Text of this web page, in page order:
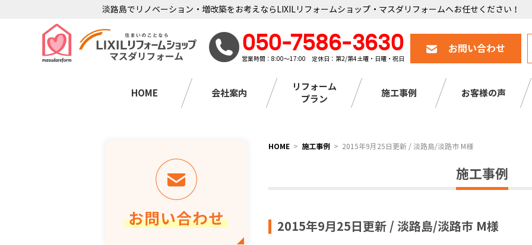
淡路島でリノベーション・増改築をお考えならLIXILリフォームショップ・マスダリフォームへお任せください！
050-7586-3630
営業時間：8:00～17:00 定休日：第2/第4土曜・日曜・祝日
お問い合わせ
HOME 会社案内
リフォーム
プラン
施工事例 お客様の声
HOME 施工事例 2015年9月25日更新 / 淡路島/淡路市 M様
施工事例
2015年9月25日更新 / 淡路島/淡路市 M様